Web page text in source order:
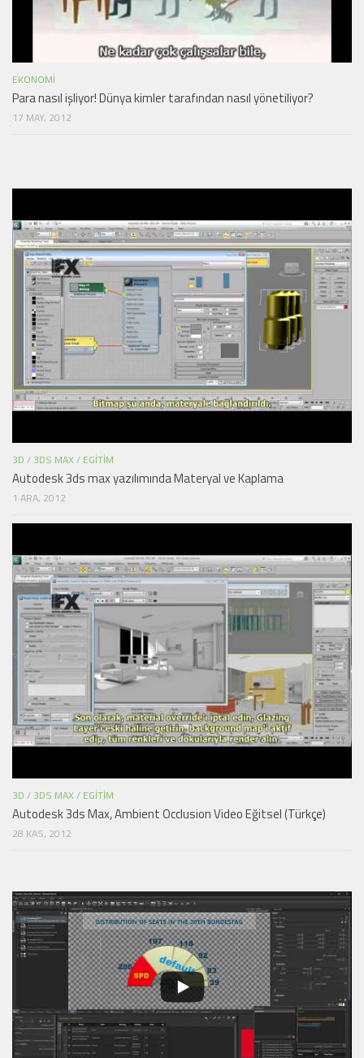
EKONOMI
Para nasıl işliyor! Dünya kimler tarafından nasıl yönetiliyor?
17 MAY, 2012
3D / 3DS MAX/ EGITIM
Autodesk 3ds max yazılımında Materyal ve Kaplama
1 ARA, 2012
3D / 3DS MAX/ EGITIM
Autodesk 3ds Max, Ambient Occlusion Video Eğitsel (Türkçe)
28 KAS, 2012